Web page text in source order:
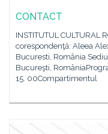
CONTACT
INSTITUTUL CULTURAL
corespondenţă: Aleea
Bucuresti, România
Bucureşti,
15. 00Compartimentul